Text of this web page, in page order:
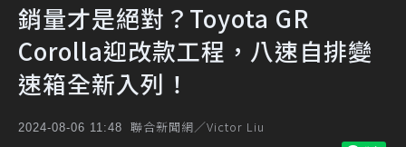
銷量才是絕對？Toyota GR
Corolla迎改款工程，八速自排變
速箱全新入列！
2024-08-06 11:48 聯合新聞網／Victor Liu